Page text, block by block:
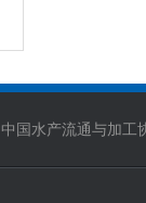
中国水产流通与加工